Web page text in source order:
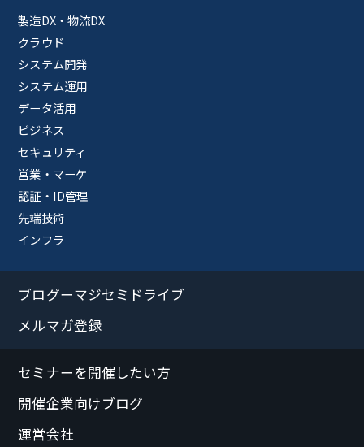
製造DX・物流DX
クラウド
システム開発
システム運用
データ活用
ビジネス
セキュリティ
営業・マーケ
認証・ID管理
先端技術
インフラ
ブログーマジセミドライブ
メルマガ登録
セミナーを開催したい方
開催企業向けブログ
運営会社